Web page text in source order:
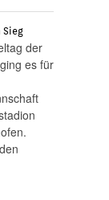
Sieg
der
es für